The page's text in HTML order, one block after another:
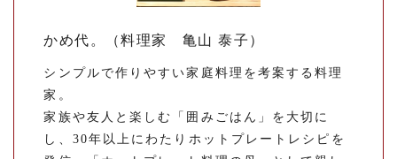
かめ代。（料理家 亀山 泰子）
シンプルで作りやすい家庭料理を考案する料理
家。
家族や友人と楽しむ「囲みごはん」を大切に
し、30年以上にわたりホットプレートレシピを